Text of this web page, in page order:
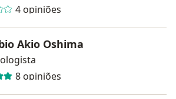
4 opiniões
Akio Oshima
8 opiniões